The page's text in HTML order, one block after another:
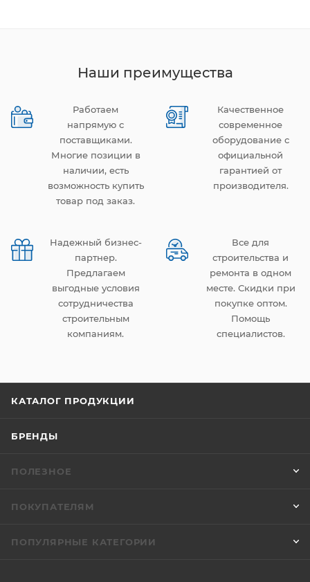
Наши преимущества
Работаем
напрямую с
поставщиками.
Многие позиции в
наличии, есть
возможность купить
товар под заказ.
Качественное
современное
оборудование с
официальной
гарантией от
производителя.
Надежный бизнес-
партнер.
Предлагаем
выгодные условия
сотрудничества
строительным
компаниям.
Все для
строительства и
ремонта в одном
месте. Скидки при
покупке оптом.
Помощь
специалистов.
КАТАЛОГ ПРОДУКЦИИ
БРЕНДЫ
ПОЛЕЗНОЕ
ПОКУПАТЕЛЯМ
ПОПУЛЯРНЫЕ КАТЕГОРИИ